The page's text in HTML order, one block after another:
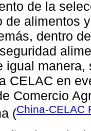
de la
de alimentos
dentro
igual
CELAC en
Comercio
(China-CELAC